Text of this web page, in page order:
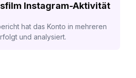
Instagram-Aktivität
hat das Konto in mehreren
und analysiert.